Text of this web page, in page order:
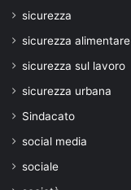
sicurezza
sicurezza alimentare
sicurezza sul lavoro
sicurezza urbana
Sindacato
social media
sociale